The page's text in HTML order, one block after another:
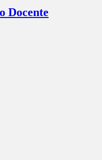
Docente